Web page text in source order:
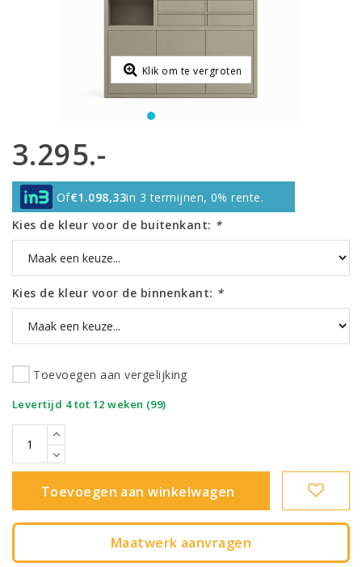
Klik om te vergroten
3.295.-
Of€1.098,33in 3 termijnen, 0% rente.
Kies de kleur voor de buitenkant: *
Kies de kleur voor de binnenkant: *
Toevoegen aan vergelijking
Levertijd 4 tot 12 weken (99)
Toevoegen aan winkelwagen
Maatwerk aanvragen